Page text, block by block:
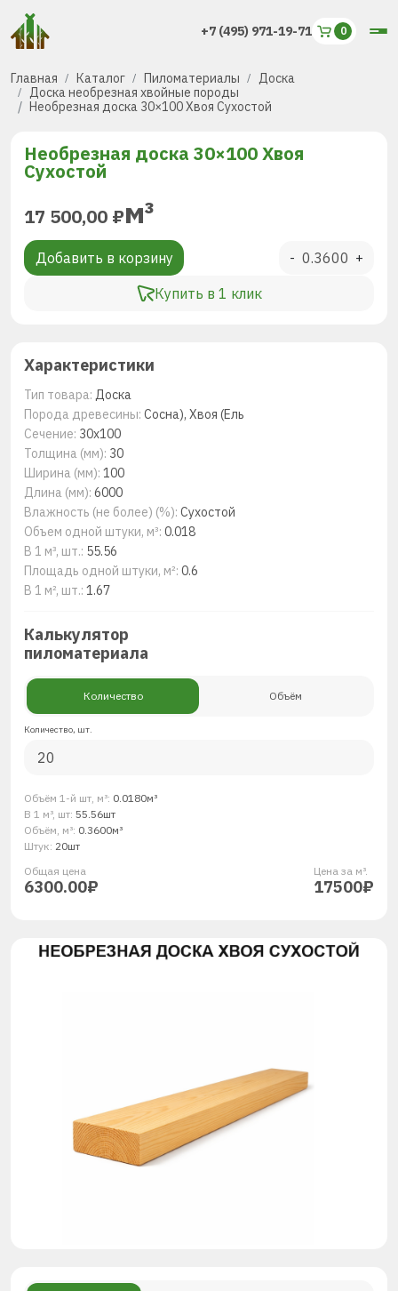
+7 (495) 971-19-71
Главная Каталог Пиломатериалы
Доска
Доска необрезная хвойные породы
Необрезная доска 30×100 Хвоя Сухостой
Необрезная доска 30×100 Хвоя
Сухостой
17 500,00 ₽м³
Добавить в корзину
Купить в 1 клик
- +
Характеристики
Тип товара: Доска
Порода древесины: Сосна), Хвоя (Ель
Сечение: 30x100
Толщина (мм): 30
Ширина (мм): 100
Длина (мм): 6000
Влажность (не более) (%): Сухостой
Объем одной штуки, м³: 0.018
В 1 м³, шт.: 55.56
Площадь одной штуки, м²: 0.6
В 1 м², шт.: 1.67
Калькулятор
пиломатериала
Количество Объём
Количество, шт.
Объём 1-й шт, м³: 0.0180м³
В 1 м³, шт: 55.56шт
Объём, м³: 0.3600м³
Штук: 20шт
Общая ценa
6300.00₽
Цена за м³.
17500₽